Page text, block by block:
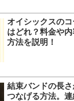
オイシックスの
はどれ？料金や
方法を説明！
結束バンドの長
つなげる方法。